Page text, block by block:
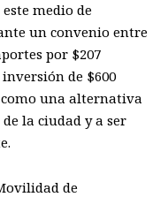
medio de
un convenio entre
por $207
de $600
una alternativa
la ciudad y a ser
de